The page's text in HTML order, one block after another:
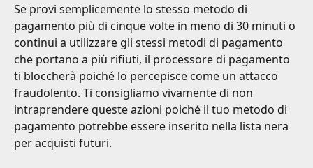
Se provi semplicemente lo stesso metodo di
pagamento più di cinque volte in meno di 30 minuti o
continui a utilizzare gli stessi metodi di pagamento
che portano a più rifiuti, il processore di pagamento
ti bloccherà poiché lo percepisce come un attacco
fraudolento. Ti consigliamo vivamente di non
intraprendere queste azioni poiché il tuo metodo di
pagamento potrebbe essere inserito nella lista nera
per acquisti futuri.